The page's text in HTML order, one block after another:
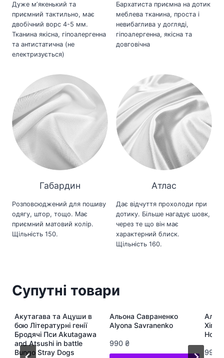
Дуже мʼякенький та
приємний тактильно, має
двобічний ворс 4-5 мм.
Тканина якісна, гіпоалергенна
та антистатична (не
електризується)
Бархатиста приємна на дотик
меблева тканина, проста і
невибаглива у догляді,
гіпоалергенна, якісна та
довговічна
Габардин
Розповсюджений для пошиву
одягу, штор, тощо. Має
приємний матовий колір.
Щільність 150.
Атлас
Дає відчуття прохолоди при
дотику. Більше нагадує шовк,
через те що він має
характерний блиск.
Щільність 160.
Супутні товари
Акутагава та Ацуши в
бою Літературні генії
Бродячі Пси Akutagawa
and Atsushi in battle
Bungo Stray Dogs
Альона Савраненко
Alyona Savranenko
990 ₴
Хіп-
Hop
990